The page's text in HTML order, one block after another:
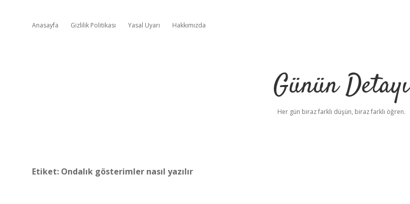
Anasayfa Gizlilik Politikası Yasal Uyarı Hakkımızda
Günün Detayı
Her gün biraz farklı düşün, biraz farklı öğren.
Etiket: Ondalık gösterimler nasıl yazılır